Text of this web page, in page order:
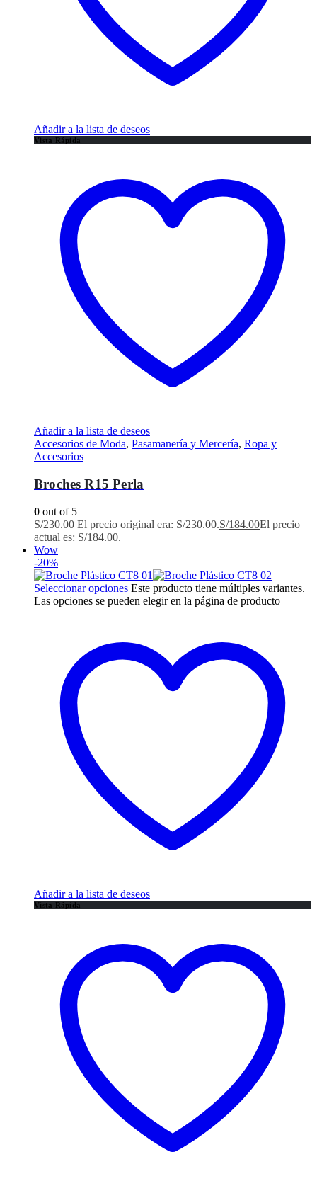
Añadir a la lista de deseos
Vista Rápida
Añadir a la lista de deseos
Accesorios de Moda, Pasamanería y Mercería, Ropa y
Accesorios
Broches R15 Perla
0 out of 5
S/230.00 El precio original era: S/230.00.S/184.00El precio
actual es: S/184.00.
Wow
-20%
Seleccionar opciones Este producto tiene múltiples variantes.
Las opciones se pueden elegir en la página de producto
Añadir a la lista de deseos
Vista Rápida